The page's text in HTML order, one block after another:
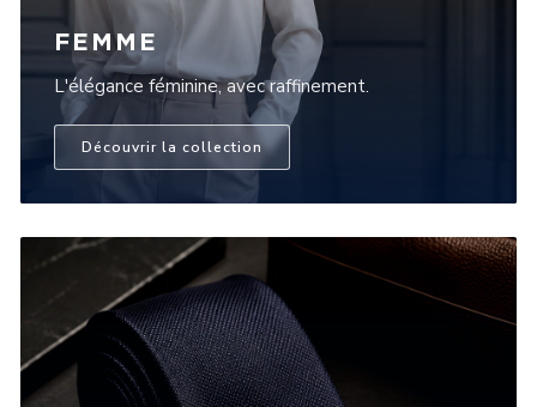
FEMME
L'élégance féminine, avec raffinement.
Découvrir la collection